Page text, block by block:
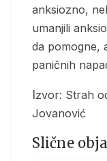
anksiozno,
umanjili
da pomogne,
paničnih
Izvor: Strah od života, Renata Senić, Nebojša
Jovanović
Slične